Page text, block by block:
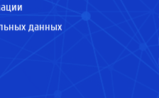
данных